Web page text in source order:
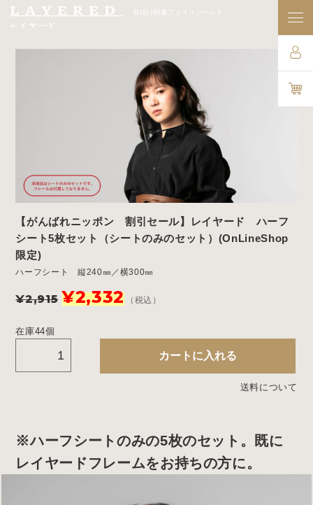
首掛け軽量フェイスシールド
【がんばれニッポン 割引セール】レイヤード ハーフ
シート5枚セット（シートのみのセット）(OnLineShop
限定)
ハーフシート 縦240㎜／横300㎜
¥2,915
元
の
は
¥2,332現
在
（税込）
在庫44個
カートに入れる
送料について
※ハーフシートのみの5枚のセット。既に
レイヤードフレームをお持ちの方に。